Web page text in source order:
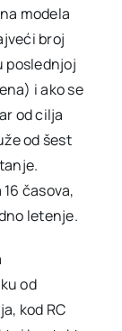
modela
broj
poslednjoj
i ako se
od cilja
od šest
časova,
letenje.
od
kod RC